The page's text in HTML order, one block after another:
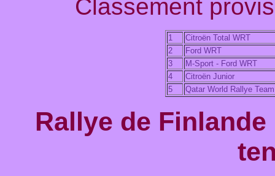
Classement
1
Citroën Total WRT
2
Ford WRT
3
M-Sport - Ford WRT
4
Citroën Junior
5
Qatar World Rallye Team
Rallye de